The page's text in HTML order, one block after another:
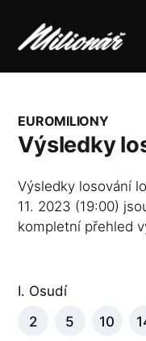
EUROMILIONY
Výsledky
Výsledky losování
11. 2023 (19:00)
kompletní přehled
I. Osudí
2
5 10